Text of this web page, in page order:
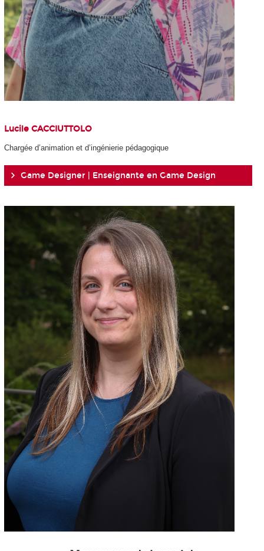
Lucile CACCIUTTOLO
Chargée d’animation et d’ingénierie pédagogique
Game Designer | Enseignante en Game Design